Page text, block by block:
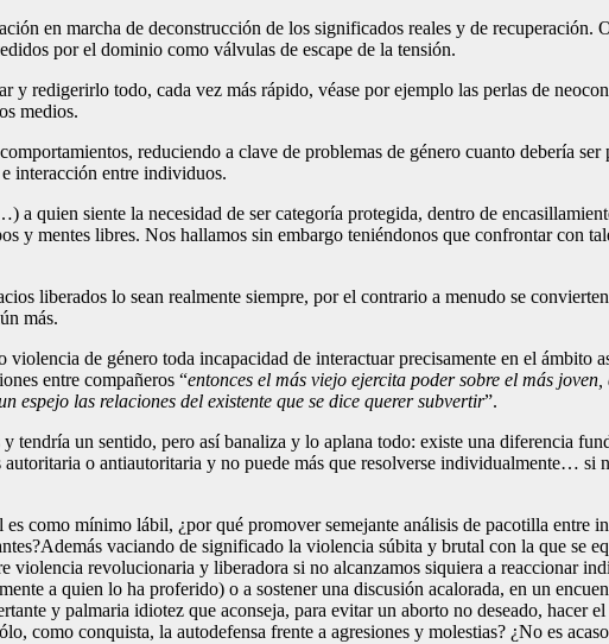
en marcha de deconstrucción de los significados reales y de recuperación.
por el dominio como válvulas de escape de la tensión.
redigerirlo todo, cada vez más rápido, véase por ejemplo las perlas de
medios.
reduciendo a clave de problemas de género cuanto debería
interacción entre individuos.
quien siente la necesidad de ser categoría protegida, dentro de
y mentes libres. Nos hallamos sin embargo teniéndonos que confrontar con
liberados lo sean realmente siempre, por el contrario a menudo se
más.
de género toda incapacidad de interactuar precisamente en el ámbito
entre compañeros “entonces el más viejo ejercita poder sobre el más
espejo las relaciones del existente que se dice querer subvertir”.
tendría un sentido, pero así banaliza y lo aplana todo: existe una diferencia
o antiautoritaria y no puede más que resolverse individualmente… si
como mínimo lábil, ¿por qué promover semejante análisis de pacotilla entre
vaciando de significado la violencia súbita y brutal con la que se
violencia revolucionaria y liberadora si no alcanzamos siquiera a reaccionar
a quien lo ha proferido) o a sostener una discusión acalorada, en un
y palmaria idiotez que aconseja, para evitar un aborto no deseado, hacer
como conquista, la autodefensa frente a agresiones y molestias? ¿No es